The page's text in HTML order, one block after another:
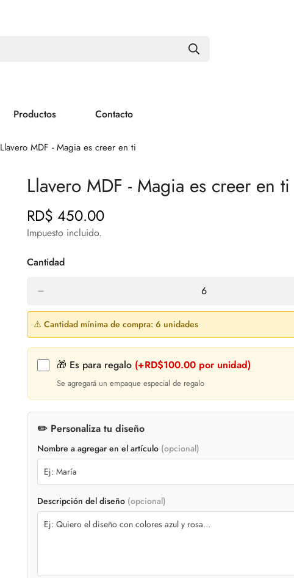
Productos Contacto
Llavero MDF - Magia es creer en ti
Llavero MDF - Magia es creer en ti
Precio
regular
RD$ 450.00
Impuesto incluido.
Cantidad
⚠️ Cantidad mínima de compra: 6 unidades
🎁 Es para regalo (+RD$100.00 por unidad)
Se agregará un empaque especial de regalo
✏️ Personaliza tu diseño
Nombre a agregar en el artículo (opcional)
Descripción del diseño (opcional)